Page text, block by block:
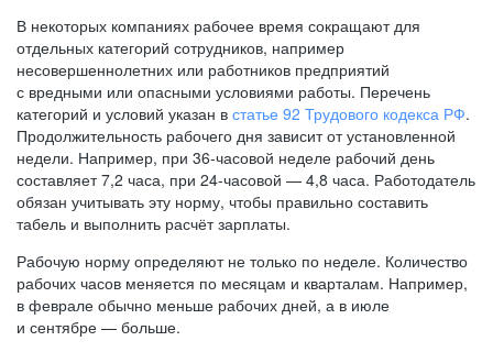
В некоторых компаниях рабочее время сокращают для
отдельных категорий сотрудников, например
несовершеннолетних или работников предприятий
с вредными или опасными условиями работы. Перечень
категорий и условий указан в статье 92 Трудового кодекса РФ.
Продолжительность рабочего дня зависит от установленной
недели. Например, при 36-часовой неделе рабочий день
составляет 7,2 часа, при 24-часовой — 4,8 часа. Работодатель
обязан учитывать эту норму, чтобы правильно составить
табель и выполнить расчёт зарплаты.
Рабочую норму определяют не только по неделе. Количество
рабочих часов меняется по месяцам и кварталам. Например,
в феврале обычно меньше рабочих дней, а в июле
и сентябре — больше.